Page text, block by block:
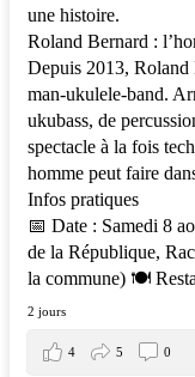
une histoire.
Roland Bernard :
Depuis 2013, Roland
man-ukulele-band.
ukubass, de
spectacle à la fois
homme peut faire
Infos pratiques
📅 Date : Samedi 8
de la République,
la commune) 🍽️
2 jours
4 5 0